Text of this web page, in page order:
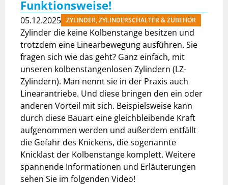
Funktionsweise!
05.12.2025 ZYLINDER,ZYLINDERSCHALTER & ZUBEHÖR
Zylinder die keine Kolbenstange besitzen und
trotzdem eine Linearbewegung ausführen. Sie
fragen sich wie das geht? Ganz einfach, mit
unseren kolbenstangenlosen Zylindern (LZ-
Zylindern). Man nennt sie in der Praxis auch
Linearantriebe. Und diese bringen den ein oder
anderen Vorteil mit sich. Beispielsweise kann
durch diese Bauart eine gleichbleibende Kraft
aufgenommen werden und außerdem entfällt
die Gefahr des Knickens, die sogenannte
Knicklast der Kolbenstange komplett. Weitere
spannende Informationen und Erläuterungen
sehen Sie im folgenden Video!